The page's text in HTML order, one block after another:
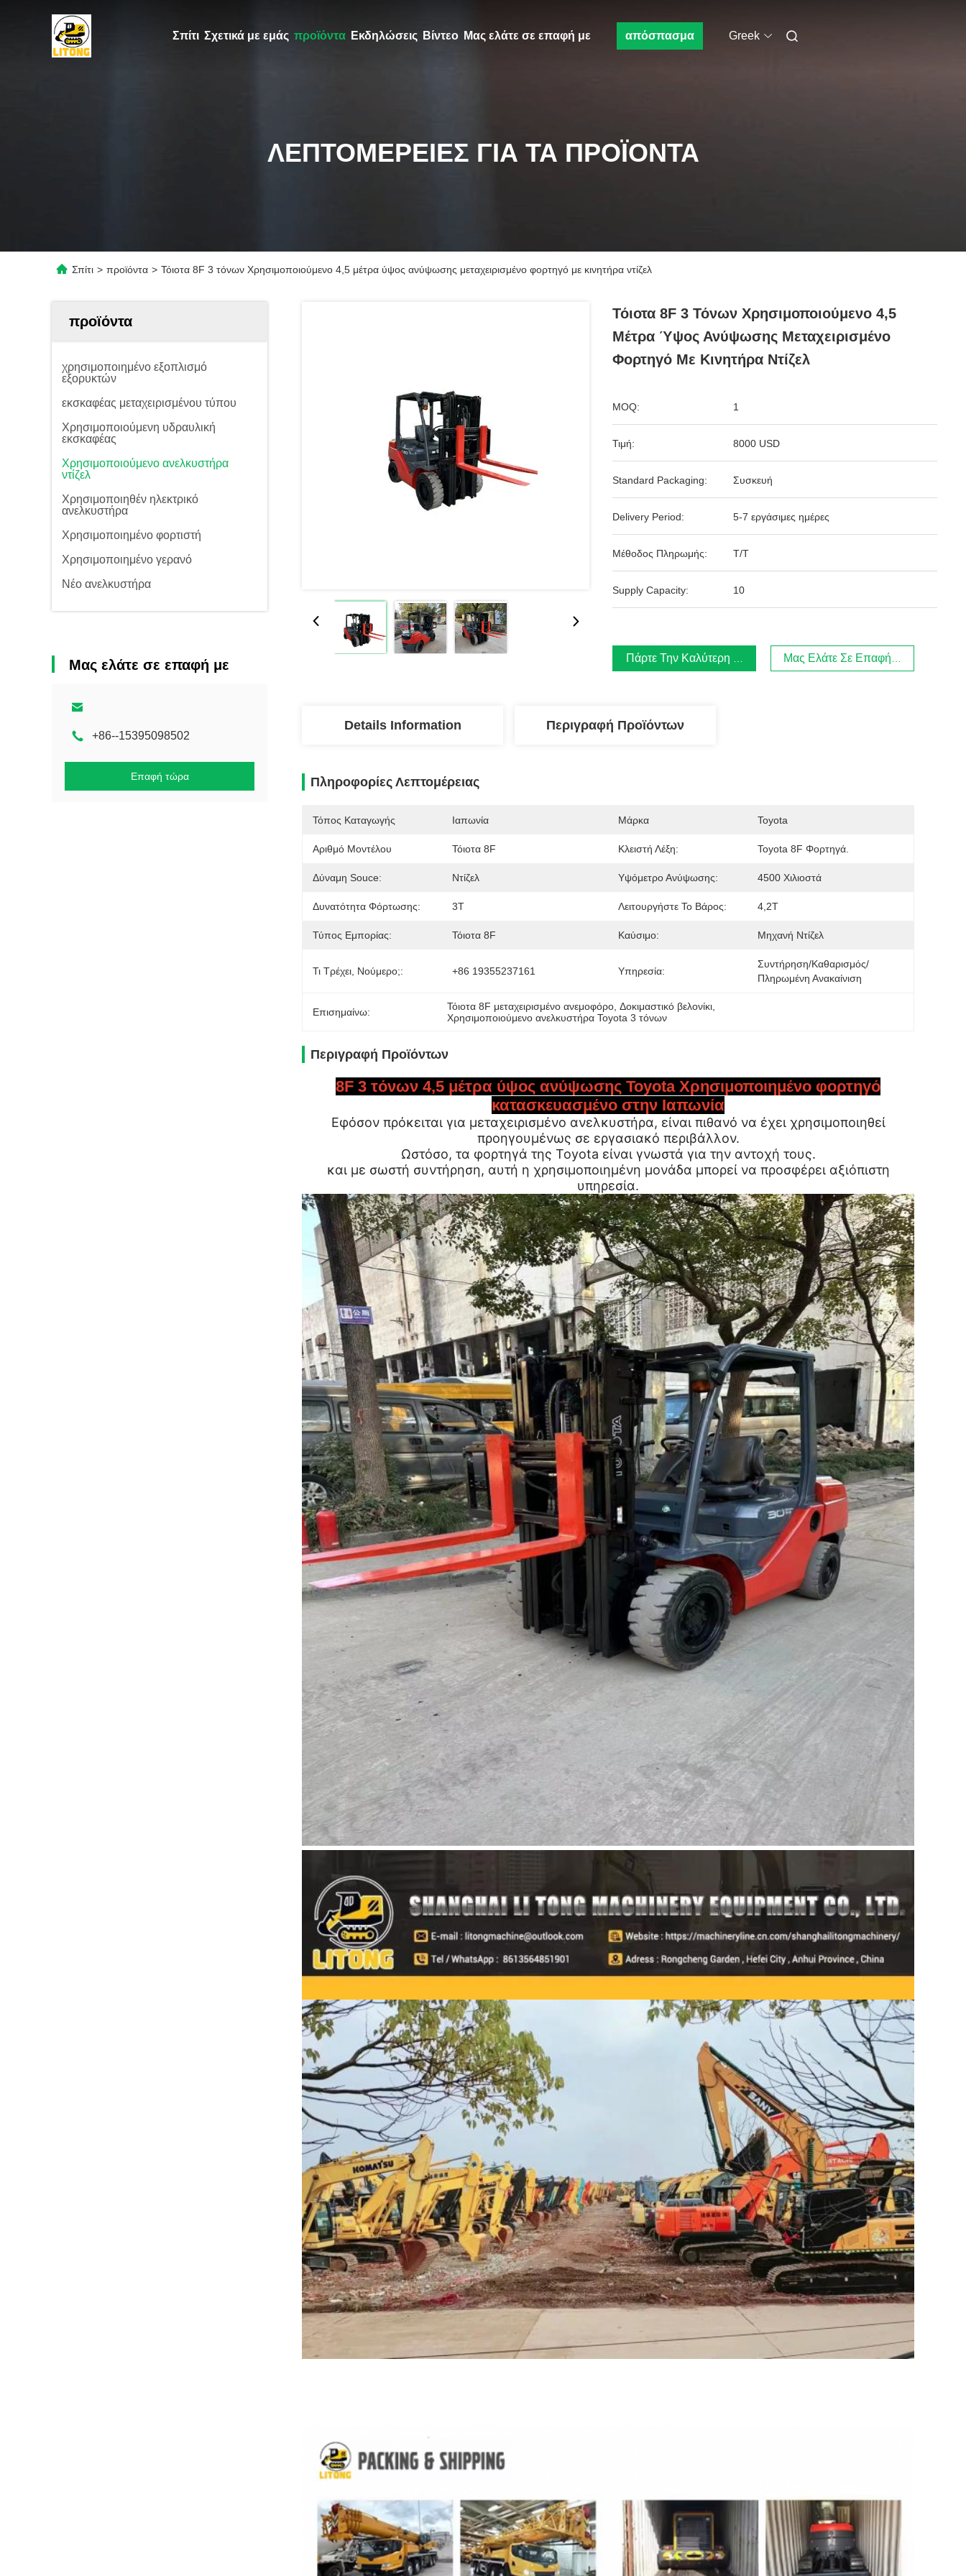
Σπίτι Σχετικά με εμάς προϊόντα Εκδηλώσεις Βίντεο Μας ελάτε σε επαφή με απόσπασμα Greek
ΛΕΠΤΟΜΈΡΕΙΕΣ ΓΙΑ ΤΑ ΠΡΟΪΌΝΤΑ
Σπίτι > προϊόντα > Τόιοτα 8F 3 τόνων Χρησιμοποιούμενο 4,5 μέτρα ύψος ανύψωσης μεταχειρισμένο φορτηγό με κινητήρα ντίζελ
προϊόντα
χρησιμοποιημένο εξοπλισμό
εξορυκτών
εκσκαφέας μεταχειρισμένου τύπου
Χρησιμοποιούμενη υδραυλική
εκσκαφέας
Χρησιμοποιούμενο ανελκυστήρα
ντίζελ
Χρησιμοποιηθέν ηλεκτρικό
ανελκυστήρα
Χρησιμοποιημένο φορτιστή
Χρησιμοποιημένο γερανό
Νέο ανελκυστήρα
Μας ελάτε σε επαφή με
+86--15395098502
Επαφή τώρα
Τόιοτα 8F 3 Τόνων Χρησιμοποιούμενο 4,5
Μέτρα Ύψος Ανύψωσης Μεταχειρισμένο
Φορτηγό Με Κινητήρα Ντίζελ
MOQ: 1
Τιμή: 8000 USD
Standard Packaging: Συσκευή
Delivery Period: 5-7 εργάσιμες ημέρες
Μέθοδος Πληρωμής: Τ/Τ
Supply Capacity: 10
Πάρτε Την Καλύτερη Τιμή Μας Ελάτε Σε Επαφή Με
Details Information Περιγραφή Προϊόντων
Πληροφορίες Λεπτομέρειας
Τόπος Καταγωγής Ιαπωνία Μάρκα Toyota
Αριθμό Μοντέλου Τόιοτα 8F Κλειστή Λέξη: Toyota 8F Φορτηγά.
Δύναμη Souce: Ντίζελ Υψόμετρο Ανύψωσης: 4500 Χιλιοστά
Δυνατότητα Φόρτωσης: 3Τ Λειτουργήστε Το Βάρος: 4,2Τ
Τύπος Εμπορίας: Τόιοτα 8F Καύσιμο: Μηχανή Ντίζελ
Τι Τρέχει, Νούμερο;: +86 19355237161 Υπηρεσία:
Συντήρηση/καθαρισμός/
Πληρωμένη Ανακαίνιση
Επισημαίνω: Τόιοτα 8F μεταχειρισμένο ανεμοφόρο , Δοκιμαστικό βελονίκι
Χρησιμοποιούμενο ανελκυστήρα Toyota 3 τόνων
Περιγραφή Προϊόντων
8F 3 τόνων 4,5 μέτρα ύψος ανύψωσης Toyota Χρησιμοποιημένο φορτηγό
κατασκευασμένο στην Ιαπωνία
Εφόσον πρόκειται για μεταχειρισμένο ανελκυστήρα, είναι πιθανό να έχει χρησιμοποιηθεί
προηγουμένως σε εργασιακό περιβάλλον.
Ωστόσο, τα φορτηγά της Toyota είναι γνωστά για την αντοχή τους.
και με σωστή συντήρηση, αυτή η χρησιμοποιημένη μονάδα μπορεί να προσφέρει αξιόπιστη
υπηρεσία.